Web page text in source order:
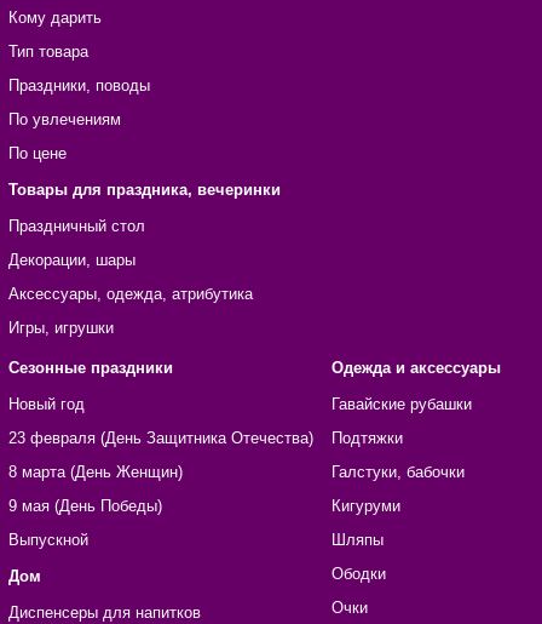
Кому дарить
Тип товара
Праздники, поводы
По увлечениям
По цене
Товары для праздника, вечеринки
Праздничный стол
Декорации, шары
Аксессуары, одежда, атрибутика
Игры, игрушки
Сезонные праздники
Новый год
23 февраля (День Защитника Отечества)
8 марта (День Женщин)
9 мая (День Победы)
Выпускной
Дом
Диспенсеры для напитков
Одежда и аксессуары
Гавайские рубашки
Подтяжки
Галстуки, бабочки
Кигуруми
Шляпы
Ободки
Очки